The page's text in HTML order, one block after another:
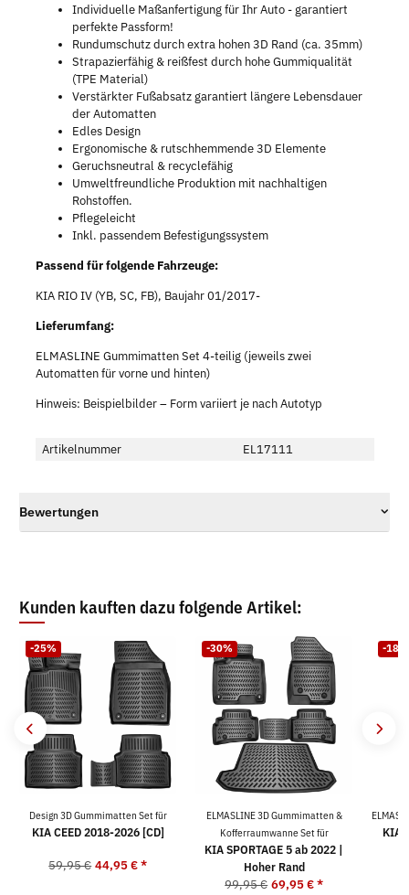
Individuelle Maßanfertigung für Ihr Auto - garantiert
perfekte Passform!
Rundumschutz durch extra hohen 3D Rand (ca. 35mm)
Strapazierfähig & reißfest durch hohe Gummiqualität
(TPE Material)
Verstärkter Fußabsatz garantiert längere Lebensdauer
der Automatten
Edles Design
Ergonomische & rutschhemmende 3D Elemente
Geruchsneutral & recyclefähig
Umweltfreundliche Produktion mit nachhaltigen
Rohstoffen.
Pflegeleicht
Inkl. passendem Befestigungssystem
Passend für folgende Fahrzeuge:
KIA RIO IV (YB, SC, FB), Baujahr 01/2017-
Lieferumfang:
ELMASLINE Gummimatten Set 4-teilig (jeweils zwei
Automatten für vorne und hinten)
Hinweis: Beispielbilder – Form variiert je nach Autotyp
Artikelnummer EL17111
Bewertungen
Kunden kauften dazu folgende Artikel:
-25%
Design 3D Gummimatten Set für
KIA CEED 2018-2026 [CD]
59,95 € 44,95 €*
-30%
ELMASLINE 3D Gummimatten &
Kofferraumwanne Set für
KIA SPORTAGE 5 ab 2022 |
Hoher Rand
99,95 € 69,95 €*
-18%
KIA